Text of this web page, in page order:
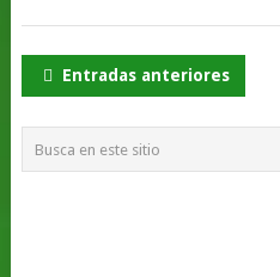
NAVEGACIÓN
POSTS
Entradas anteriores